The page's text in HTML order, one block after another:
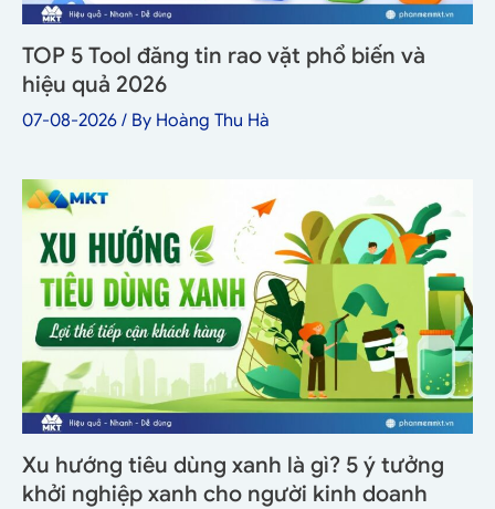
TOP 5 Tool đăng tin rao vặt phổ biến và
hiệu quả 2026
07-08-2026 / By Hoàng Thu Hà
Xu hướng tiêu dùng xanh là gì? 5 ý tưởng
khởi nghiệp xanh cho người kinh doanh